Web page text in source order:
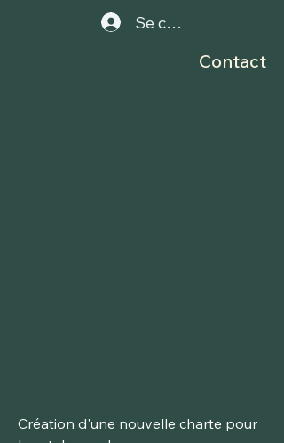
Se connecter
Contact
Création d'une nouvelle charte pour